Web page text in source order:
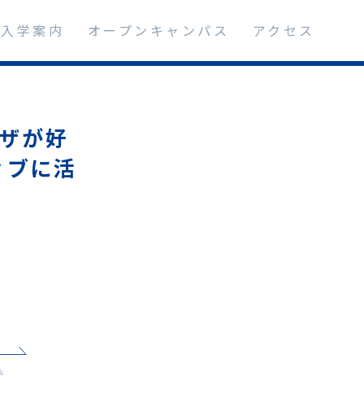
入学案内 オープンキャンパス アクセス
が好
に活